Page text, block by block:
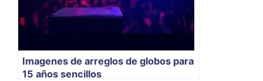
Imagenes de arreglos de globos para
15 años sencillos